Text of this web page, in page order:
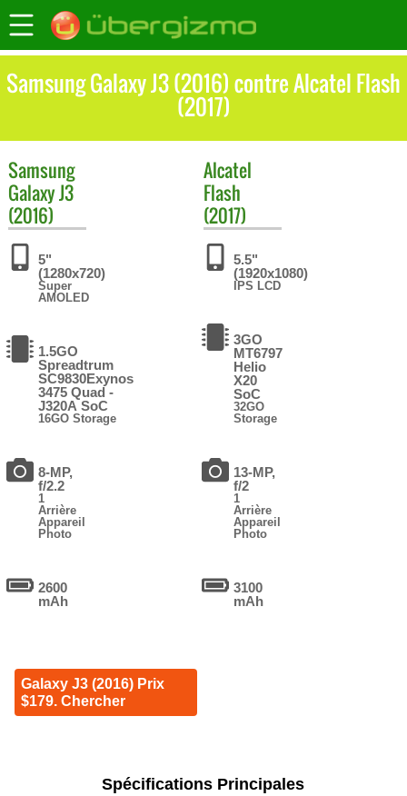
Samsung Galaxy J3 (2016) contre Alcatel Flash
(2017)
Samsung
Galaxy J3
(2016)
5"
(1280x720)
Super
AMOLED
1.5GO
Spreadtrum
SC9830Exynos
3475 Quad -
J320A SoC
16GO Storage
8-MP,
f/2.2
1
Arrière
Appareil
Photo
2600
mAh
Galaxy J3 (2016) Prix
$179. Chercher
Alcatel
Flash
(2017)
5.5"
(1920x1080)
IPS LCD
3GO
MT6797
Helio
X20
SoC
32GO
Storage
13-MP,
f/2
1
Arrière
Appareil
Photo
3100
mAh
Spécifications Principales